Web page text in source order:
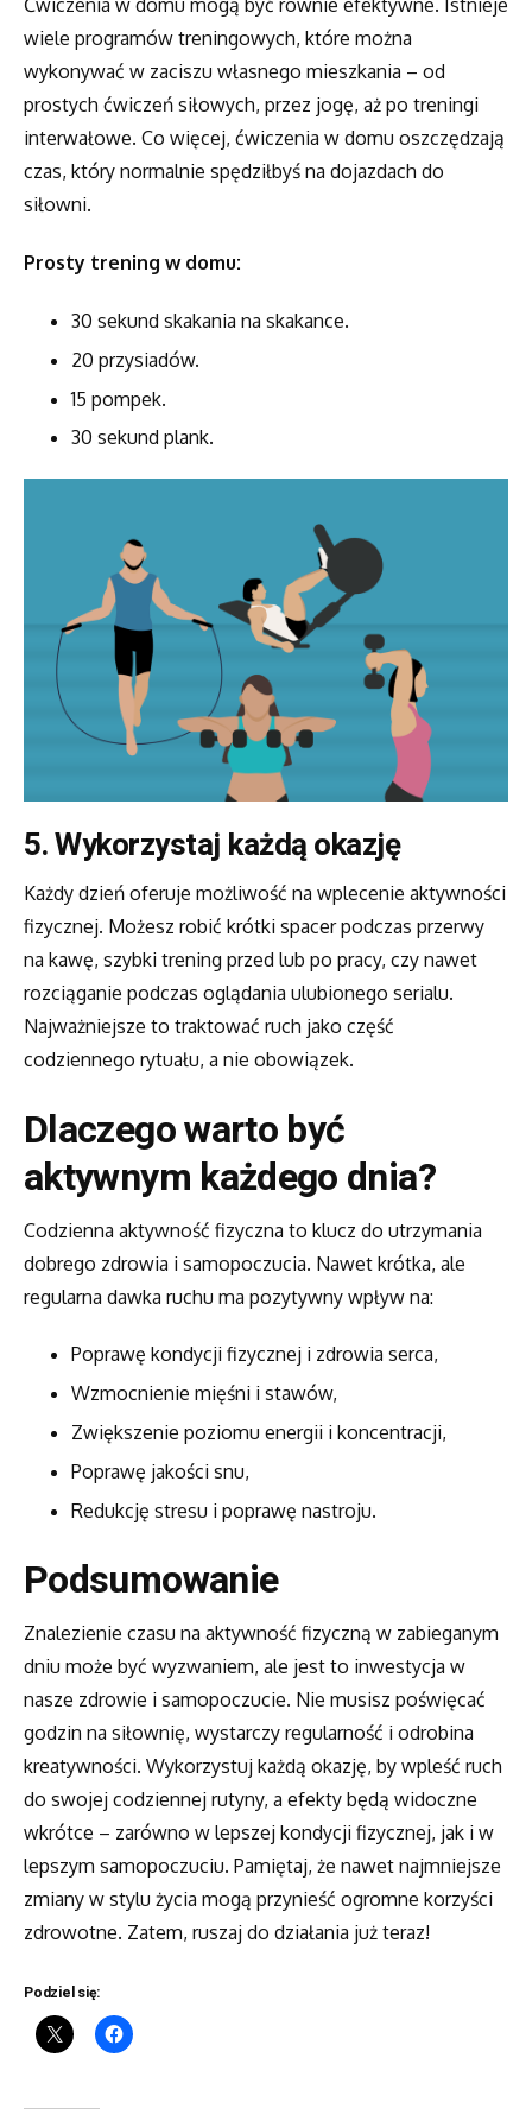
Ćwiczenia w domu mogą być równie efektywne. Istnieje
wiele programów treningowych, które można
wykonywać w zaciszu własnego mieszkania – od
prostych ćwiczeń siłowych, przez jogę, aż po treningi
interwałowe. Co więcej, ćwiczenia w domu oszczędzają
czas, który normalnie spędziłbyś na dojazdach do
siłowni.
Prosty trening w domu:
30 sekund skakania na skakance.
20 przysiadów.
15 pompek.
30 sekund plank.
5.Wykorzystaj każdą okazję
Każdy dzień oferuje możliwość na wplecenie aktywności
fizycznej. Możesz robić krótki spacer podczas przerwy
na kawę, szybki trening przed lub po pracy, czy nawet
rozciąganie podczas oglądania ulubionego serialu.
Najważniejsze to traktować ruch jako część
codziennego rytuału, a nie obowiązek.
Dlaczego warto być
aktywnym każdego dnia?
Codzienna aktywność fizyczna to klucz do utrzymania
dobrego zdrowia i samopoczucia. Nawet krótka, ale
regularna dawka ruchu ma pozytywny wpływ na:
Poprawę kondycji fizycznej i zdrowia serca,
Wzmocnienie mięśni i stawów,
Zwiększenie poziomu energii i koncentracji,
Poprawę jakości snu,
Redukcję stresu i poprawę nastroju.
Podsumowanie
Znalezienie czasu na aktywność fizyczną w zabieganym
dniu może być wyzwaniem, ale jest to inwestycja w
nasze zdrowie i samopoczucie. Nie musisz poświęcać
godzin na siłownię, wystarczy regularność i odrobina
kreatywności. Wykorzystuj każdą okazję, by wpleść ruch
do swojej codziennej rutyny, a efekty będą widoczne
wkrótce – zarówno w lepszej kondycji fizycznej, jak i w
lepszym samopoczuciu. Pamiętaj, że nawet najmniejsze
zmiany w stylu życia mogą przynieść ogromne korzyści
zdrowotne. Zatem, ruszaj do działania już teraz!
Podziel się: